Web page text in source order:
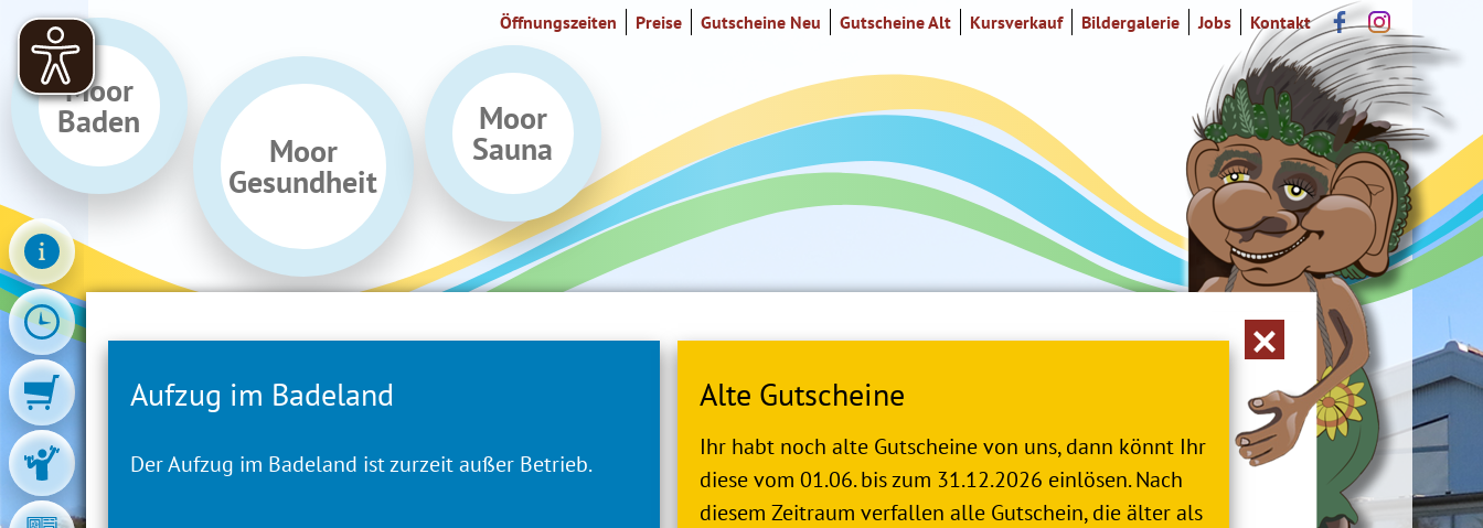
Öffnungszeiten Preise Gutscheine Neu Gutscheine Alt Kursverkauf Bildergalerie Jobs Kontakt
Moor
Baden
Moor
Gesundheit
Moor
Sauna
Aufzug im Badeland
Der Aufzug im Badeland ist zurzeit außer Betrieb.
Alte Gutscheine
Ihr habt noch alte Gutscheine von uns, dann könnt Ihr
diese vom 01.06. bis zum 31.12.2026 einlösen. Nach
diesem Zeitraum verfallen alle Gutschein, die älter als
Förderungen
Hier investiert Europa in die ländlichen Gebiete mit der Maßnahme: